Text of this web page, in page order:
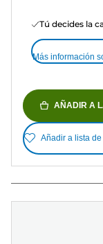
Tú decides la
Más información
AÑADIR A
Añadir a lista